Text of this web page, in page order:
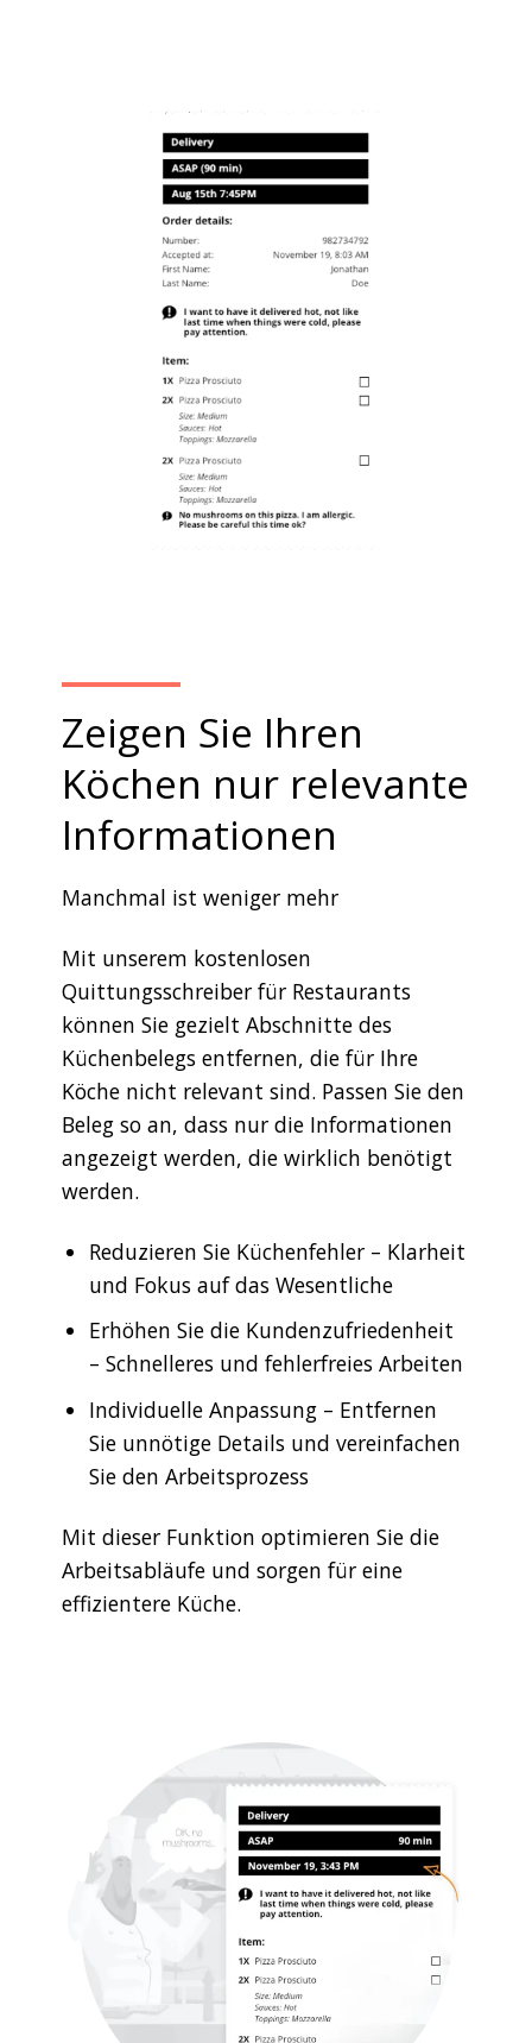
Zeigen Sie Ihren
Köchen nur relevante
Informationen
Manchmal ist weniger mehr
Mit unserem kostenlosen
Quittungsschreiber für Restaurants
können Sie gezielt Abschnitte des
Küchenbelegs entfernen, die für Ihre
Köche nicht relevant sind. Passen Sie den
Beleg so an, dass nur die Informationen
angezeigt werden, die wirklich benötigt
werden.
Reduzieren Sie Küchenfehler – Klarheit
und Fokus auf das Wesentliche
Erhöhen Sie die Kundenzufriedenheit
– Schnelleres und fehlerfreies Arbeiten
Individuelle Anpassung – Entfernen
Sie unnötige Details und vereinfachen
Sie den Arbeitsprozess
Mit dieser Funktion optimieren Sie die
Arbeitsabläufe und sorgen für eine
effizientere Küche.